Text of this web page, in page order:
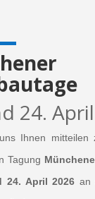
24.
Ihnen mitteilen
Tagung
24. April2026 an